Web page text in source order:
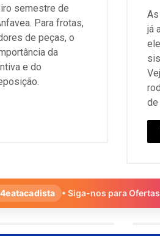
semestre de
Para frotas,
de peças, o
da
e do
já
de
• Siga-nos para